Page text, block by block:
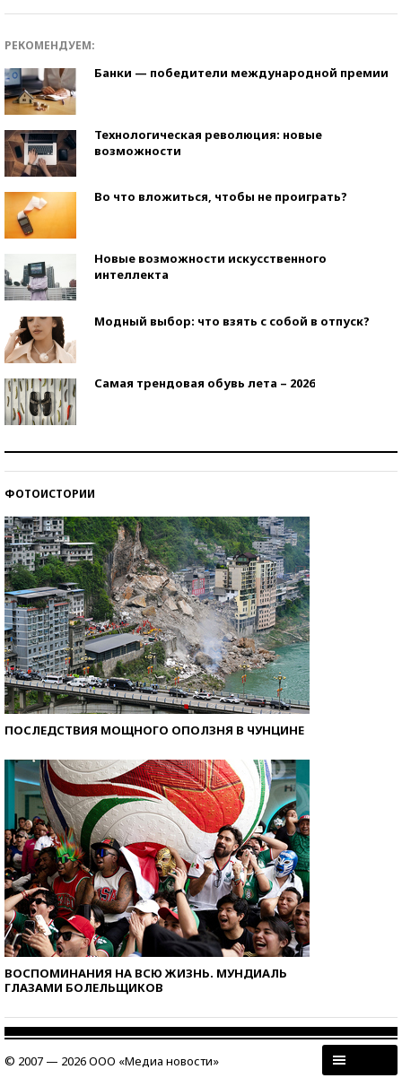
РЕКОМЕНДУЕМ:
Банки — победители международной премии
Технологическая революция: новые
возможности
Во что вложиться, чтобы не проиграть?
Новые возможности искусственного
интеллекта
Модный выбор: что взять с собой в отпуск?
Самая трендовая обувь лета – 2026
ФОТОИСТОРИИ
ПОСЛЕДСТВИЯ МОЩНОГО ОПОЛЗНЯ В ЧУНЦИНЕ
ВОСПОМИНАНИЯ НА ВСЮ ЖИЗНЬ. МУНДИАЛЬ
ГЛАЗАМИ БОЛЕЛЬЩИКОВ
© 2007 — 2026 ООО «Медиа новости»